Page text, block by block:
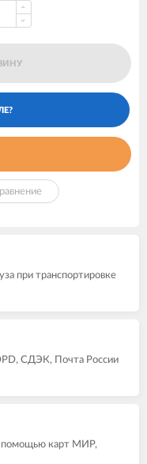
при транспортировке
СДЭК, Почта России
помощью карт МИР,